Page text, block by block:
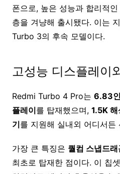
폰으로, 높은 성능과 합리적
층을 겨냥해 출시됐다. 이는
Turbo 3의 후속 모델이다.
고성능 디스플레이
Redmi Turbo 4 Pro는 6.83
플레이를 탑재했으며, 1.5K
기를 지원해 실내외 어디서든
가장 큰 특징은 퀄컴 스냅드
최초로 탑재한 점이다. 이 칩